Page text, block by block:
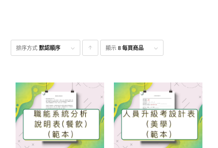
排序方式默認順序 點
品
顯示8 每頁商品